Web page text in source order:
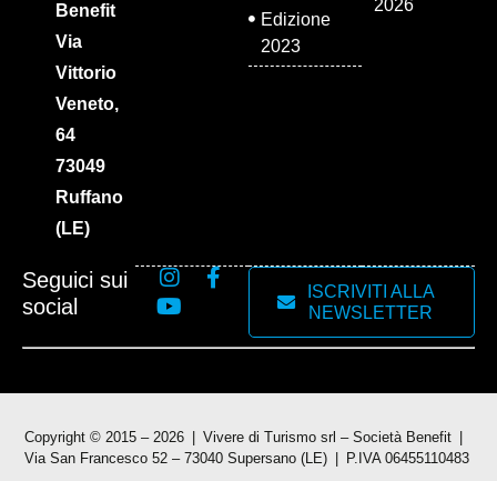
Benefit
Via
Vittorio
Veneto,
64
73049
Ruffano
(LE)
Edizione
2023
2026
Seguici sui
social
ISCRIVITI ALLA
NEWSLETTER
Copyright © 2015 – 2026
Vivere di Turismo srl – Società Benefit
Via San Francesco 52 – 73040 Supersano (LE)
P.IVA 06455110483